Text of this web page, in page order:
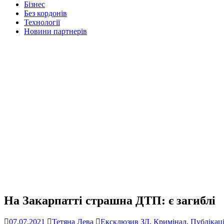
Бізнес
Без кордонів
Технології
Новини партнерів
На Закарпатті страшна ДТП: є загиблі
07.07.2021 Тетяна Лева Ексклюзив ЗД, Кримінал,